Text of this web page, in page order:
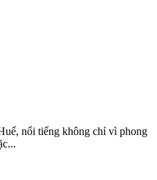
nổi tiếng không chỉ vì phong